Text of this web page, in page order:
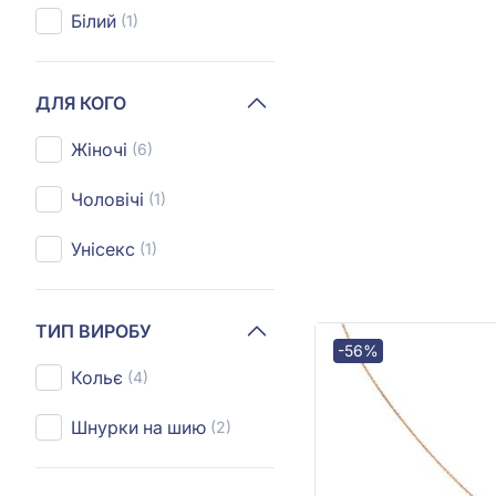
Білий (1)
ДЛЯ КОГО
Жіночі (6)
Чоловічі (1)
Унісекс (1)
ТИП ВИРОБУ
Кольє (4)
Шнурки на шию (2)
-56%